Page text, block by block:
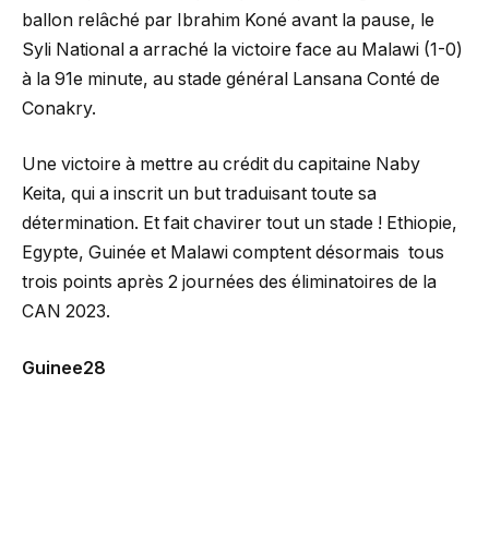
ballon relâché par Ibrahim Koné avant la pause, le
Syli National a arraché la victoire face au Malawi (1-0)
à la 91e minute, au stade général Lansana Conté de
Conakry.
Une victoire à mettre au crédit du capitaine Naby
Keita, qui a inscrit un but traduisant toute sa
détermination. Et fait chavirer tout un stade ! Ethiopie,
Egypte, Guinée et Malawi comptent désormais tous
trois points après 2 journées des éliminatoires de la
CAN 2023.
Guinee28